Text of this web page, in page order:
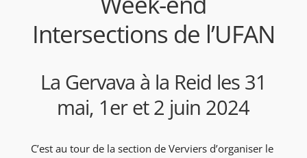
Intersections de l’UFAN
La Gervava à la Reid les 31
mai, 1er et 2 juin 2024
C’est au tour de la section de Verviers d’organiser le